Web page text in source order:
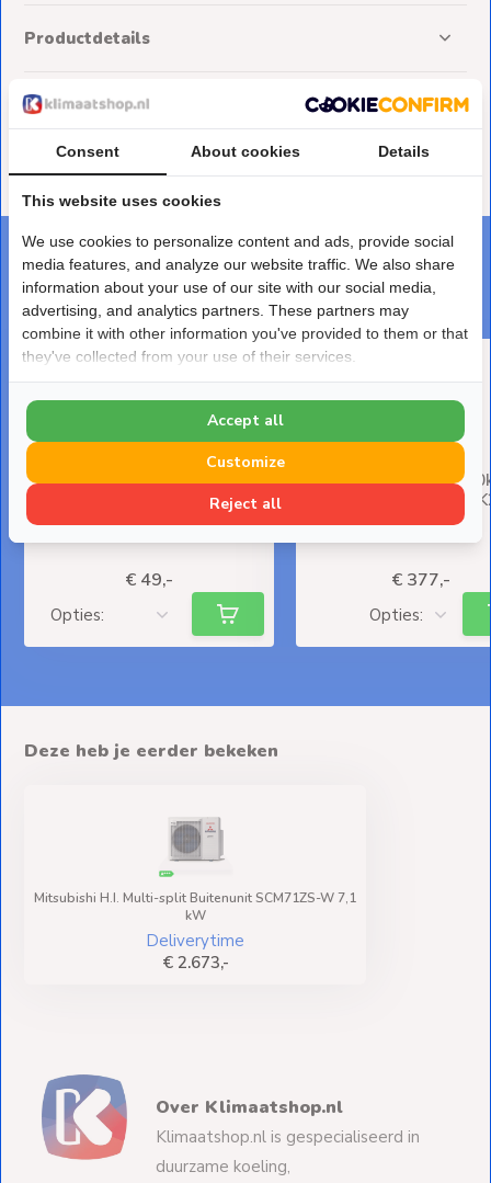
Productdetails
Reviews
Delen
DEZE PRODUCTEN PASSEN ER PERFECT BIJ
Maak je bestelling af
Airco Leidingset 1/4" x 3/8"
Geïsoleerd met Wartels
€ 49,-
Airco Wandmodel
Losse Binnenunit -
W (Fluisterstil)
€ 377,-
Deze heb je eerder bekeken
Mitsubishi H.I. Multi-split Buitenunit SCM71ZS-W 7,1
kW
Deliverytime
€ 2.673,-
Over Klimaatshop.nl
Klimaatshop.nl is gespecialiseerd in
duurzame koeling,
Consent About cookies Details
This website uses cookies
We use cookies to personalize content and ads, provide social
media features, and analyze our website traffic. We also share
information about your use of our site with our social media,
advertising, and analytics partners. These partners may
combine it with other information you've provided to them or that
they've collected from your use of their services.
Reject all
Customize
Accept all